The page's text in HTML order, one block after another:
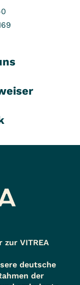
zur VITREA
deutsche
der